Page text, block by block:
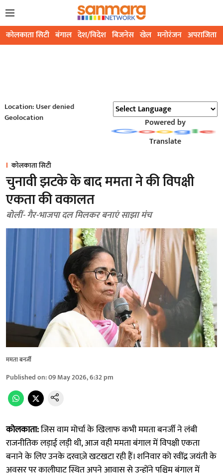
कोलकाता सिटी बंगाल देश/विदेश बिजनेस खेल मनोरंजन अपराजिता
Location: User denied
Geolocation
Powered by
Translate
कोलकाता सिटी
चुनावी झटके के बाद ममता ने की विपक्षी
एकता की वकालत
बोलीं- गैर-भाजपा दल मिलकर बनाएं साझा मंच
ममता बनर्जी
Published on:09 May 2026, 6:32 pm
कोलकाता:जिस वाम मोर्चा के खिलाफ कभी ममता बनर्जी ने लंबी
राजनीतिक लड़ाई लड़ी थी, आज वही ममता बंगाल में विपक्षी एकता
बनाने के लिए उनके दरवाज़े खटखटा रही हैं। शनिवार को रवींद्र जयंती के
अवसर पर कालीघाट स्थित अपने आवास से उन्होंने पश्चिम बंगाल में